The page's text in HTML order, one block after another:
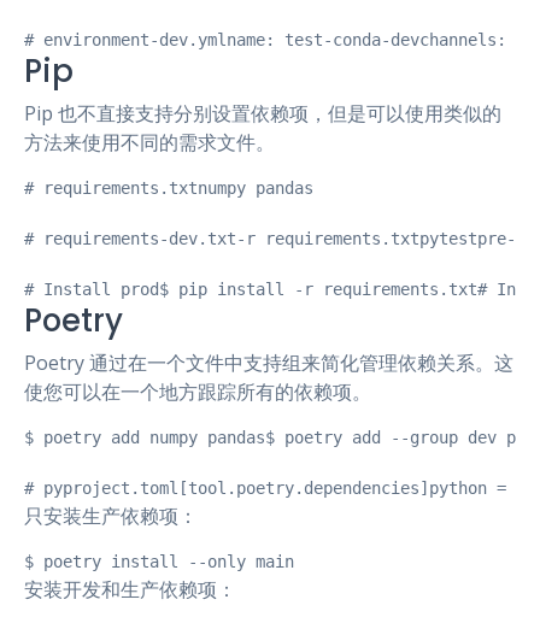
# environment-dev.ymlname: test-conda-
Pip
Pip 也不直接支持分别设置依赖项，但是可以使用类似的
方法来使用不同的需求文件。
# requirements.txtnumpy pandas
# requirements-dev.txt-r requirements.txtpytestpre-
# Install prod$ pip install -r requirements.txt#
Poetry
Poetry 通过在一个文件中支持组来简化管理依赖关系。这
使您可以在一个地方跟踪所有的依赖项。
$ poetry add numpy pandas$ poetry add --group dev
# pyproject.toml[tool.poetry.dependencies]python =
只安装生产依赖项：
$ poetry install --only main
安装开发和生产依赖项：